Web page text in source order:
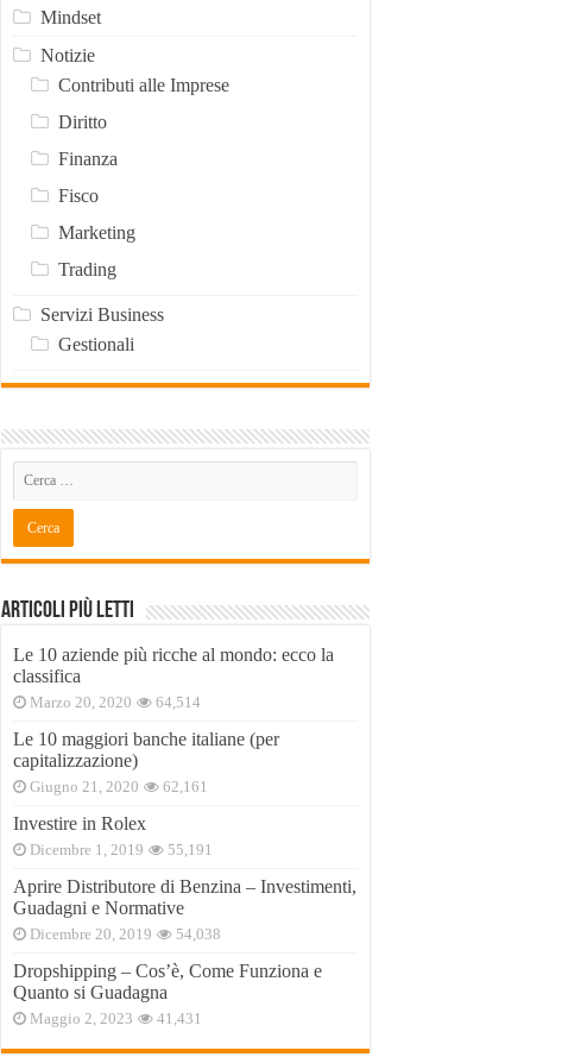
Mindset
Notizie
Contributi alle Imprese
Diritto
Finanza
Fisco
Marketing
Trading
Servizi Business
Gestionali
Articoli Più Letti
Le 10 aziende più ricche al mondo: ecco la
classifica
Marzo 20, 2020 64,514
Le 10 maggiori banche italiane (per
capitalizzazione)
Giugno 21, 2020 62,161
Investire in Rolex
Dicembre 1, 2019 55,191
Aprire Distributore di Benzina – Investimenti,
Guadagni e Normative
Dicembre 20, 2019 54,038
Dropshipping – Cos’è, Come Funziona e
Quanto si Guadagna
Maggio 2, 2023 41,431